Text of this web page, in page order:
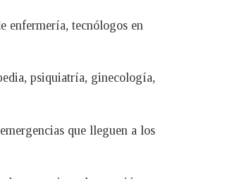
enfermería, tecnólogos en
psiquiatría, ginecología,
que lleguen a los